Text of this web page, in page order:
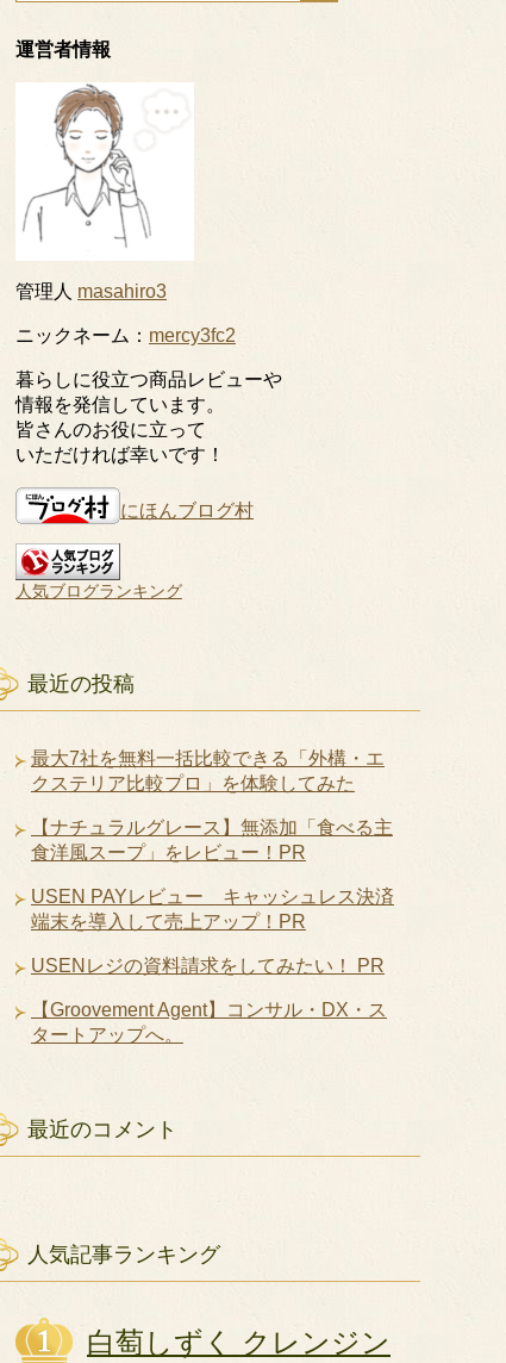
運営者情報
管理人 masahiro3
ニックネーム： mercy3fc2
暮らしに役立つ商品レビューや
情報を発信しています。
皆さんのお役に立って
いただければ幸いです！
にほんブログ村
人気ブログランキング
最近の投稿
最大7社を無料一括比較できる「外構・エ
クステリア比較プロ」を体験してみた
【ナチュラルグレース】無添加「食べる主
食洋風スープ」をレビュー！PR
USEN PAYレビュー キャッシュレス決済
端末を導入して売上アップ！PR
USENレジの資料請求をしてみたい！ PR
【Groovement Agent】コンサル・DX・ス
タートアップへ。
最近のコメント
人気記事ランキング
白萄しずく クレンジン